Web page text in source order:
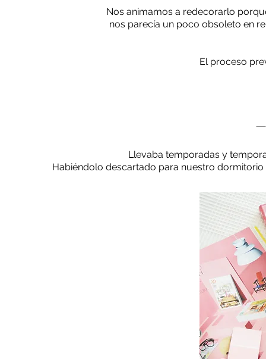
Nos animamos a redecorarlo
nos parecía un poco obsoleto en
El proceso
-
Llevaba temporadas y
Habiéndolo descartado para nuestro